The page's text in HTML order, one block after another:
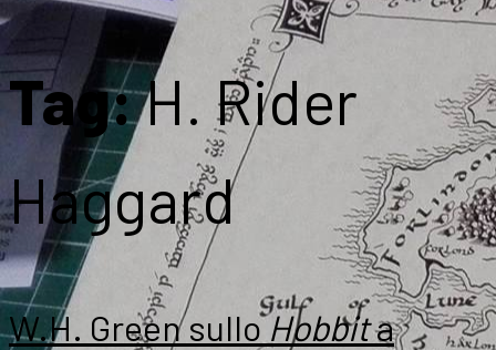
Tag:H. Rider
Haggard
W.H. Green sulloHobbita